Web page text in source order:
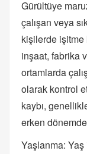
Gürültüye
çalışan veya
kişilerde işitme
inşaat, fabrika
ortamlarda
olarak kontrol
kaybı,
erken
Yaşlanma: